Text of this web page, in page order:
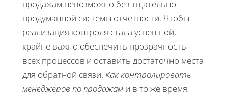
продажам невозможно без тщательно
продуманной системы отчетности. Чтобы
реализация контроля стала успешной,
крайне важно обеспечить прозрачность
всех процессов и оставить достаточно места
для обратной связи. Как контролировать
менеджеров по продажам и в то же время